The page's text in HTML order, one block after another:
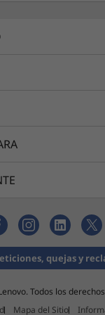
ofrece una
gráficos, entre las
varían de
la configuración
quejas y
Todos los
Mapa del Sitio